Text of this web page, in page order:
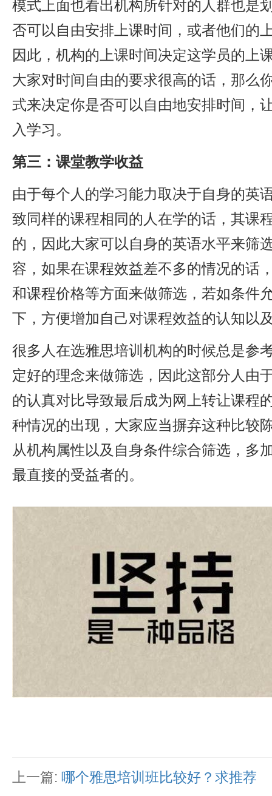
模式上面也看出机构所针对的人群也是
否可以自由安排上课时间，或者他们的
因此，机构的上课时间决定这学员的上
大家对时间自由的要求很高的话，那么
式来决定你是否可以自由地安排时间，
入学习。
第三：课堂教学收益
由于每个人的学习能力取决于自身的英
致同样的课程相同的人在学的话，其课
的，因此大家可以自身的英语水平来筛
容，如果在课程效益差不多的情况的话
和课程价格等方面来做筛选，若如条件
下，方便增加自己对课程效益的认知以
很多人在选雅思培训机构的时候总是参
定好的理念来做筛选，因此这部分人由
的认真对比导致最后成为网上转让课程
种情况的出现，大家应当摒弃这种比较
从机构属性以及自身条件综合筛选，多
最直接的受益者的。
上一篇: 哪个雅思培训班比较好？求推荐